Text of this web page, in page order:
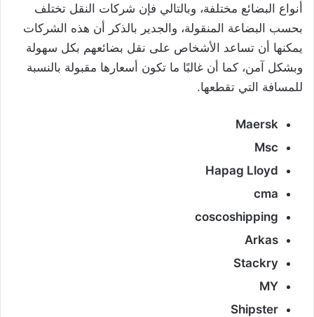
أنواع البضائع مختلفة، وبالتالي فإن شركات النقل تختلف
بحسب البضاعة المنقولة، والجدير بالذكر أن هذه الشركات
يمكنها أن تساعد الأشخاص على نقل بضائعهم بكل سهولة
وبشكل آمن، كما أن غالبًا ما تكون أسعارها مقبولة بالنسبة
للمسافة التي تقطعها.
Maersk
Msc
Hapag Lloyd
cma
coscoshipping
Arkas
Stackry
MY
Shipster